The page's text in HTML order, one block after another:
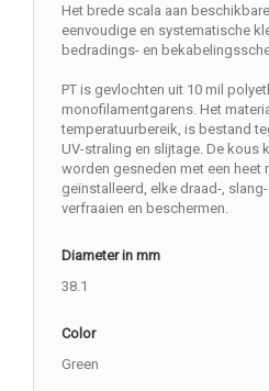
Het brede scala aan
eenvoudige en systematische
bedradings- en
PT is gevlochten uit 10 mil
monofilamentgarens. Het
temperatuurbereik, is bestand
UV-straling en slijtage. De kous
worden gesneden met een heet
geïnstalleerd, elke draad-,
verfraaien en beschermen.
Diameter in mm
38.1
Color
Green